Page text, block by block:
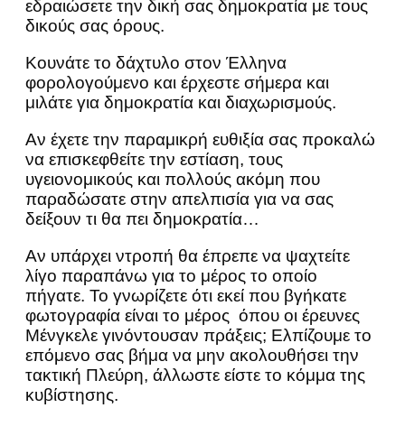
εδραιώσετε την δική σας δημοκρατία με τους
δικούς σας όρους.
Κουνάτε το δάχτυλο στον Έλληνα
φορολογούμενο και έρχεστε σήμερα και
μιλάτε για δημοκρατία και διαχωρισμούς.
Αν έχετε την παραμικρή ευθιξία σας προκαλώ
να επισκεφθείτε την εστίαση, τους
υγειονομικούς και πολλούς ακόμη που
παραδώσατε στην απελπισία για να σας
δείξουν τι θα πει δημοκρατία…
Αν υπάρχει ντροπή θα έπρεπε να ψαχτείτε
λίγο παραπάνω για το μέρος το οποίο
πήγατε. Το γνωρίζετε ότι εκεί που βγήκατε
φωτογραφία είναι το μέρος όπου οι έρευνες
Μένγκελε γινόντουσαν πράξεις; Ελπίζουμε το
επόμενο σας βήμα να μην ακολουθήσει την
τακτική Πλεύρη, άλλωστε είστε το κόμμα της
κυβίστησης.